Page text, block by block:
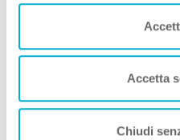
Accetta
Chiudi
Servizi Speciali A DOG:
Dista 2061 mdalla Spiaggia